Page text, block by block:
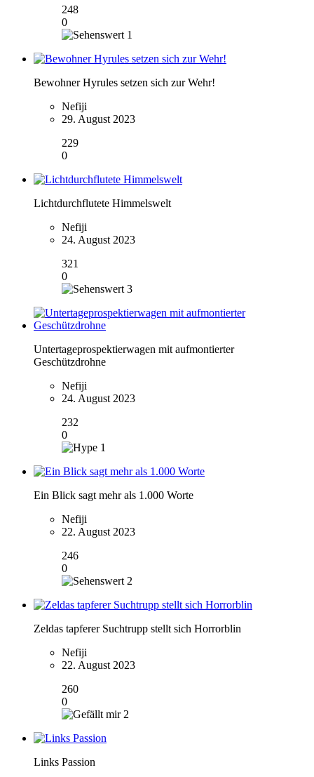
248
0
1
Bewohner Hyrules setzen sich zur Wehr!
Nefiji
29. August 2023
229
0
Lichtdurchflutete Himmelswelt
Nefiji
24. August 2023
321
0
3
Untertageprospektierwagen mit aufmontierter
Geschützdrohne
Nefiji
24. August 2023
232
0
1
Ein Blick sagt mehr als 1.000 Worte
Nefiji
22. August 2023
246
0
2
Zeldas tapferer Suchtrupp stellt sich Horrorblin
Nefiji
22. August 2023
260
0
2
Links Passion